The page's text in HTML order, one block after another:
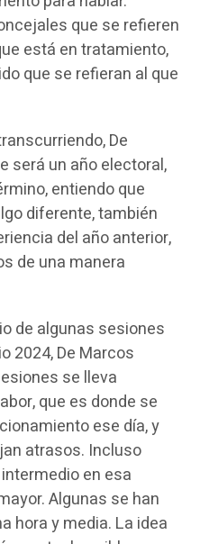
que se refieren
está en tratamiento,
que se refieran al que
De
será un año electoral,
entiendo que
diferente, también
del año anterior,
de una manera
de algunas sesiones
2024, De Marcos
se lleva
que es donde se
ese día, y
atrasos. Incluso
en esa
Algunas se han
hora y media. La idea